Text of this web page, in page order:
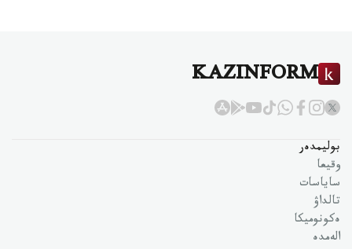
KAZINFORM
بوليمدەر
وقيعا
ساياسات
تالداۋ
ەكونوميكا
الەمدە